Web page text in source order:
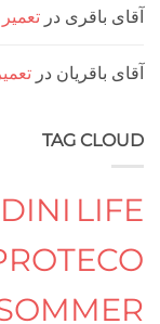
درتعمیر کرکره
درتعمیر
TAG
FADINI
بتا